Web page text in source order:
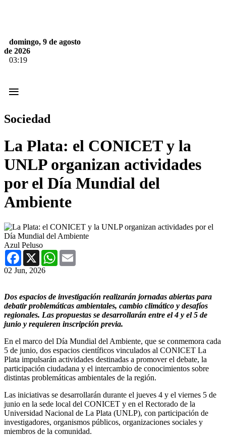
domingo, 9 de agosto
de 2026
03:19
≡
Sociedad
La Plata: el CONICET y la
UNLP organizan actividades
por el Día Mundial del
Ambiente
Azul Peluso
Facebook
X WhatsApp
02 Jun, 2026
Dos espacios de investigación realizarán jornadas abiertas para
debatir problemáticas ambientales, cambio climático y desafíos
regionales. Las propuestas se desarrollarán entre el 4 y el 5 de
junio y requieren inscripción previa.
En el marco del Día Mundial del Ambiente, que se conmemora cada
5 de junio, dos espacios científicos vinculados al CONICET La
Plata impulsarán actividades destinadas a promover el debate, la
participación ciudadana y el intercambio de conocimientos sobre
distintas problemáticas ambientales de la región.
Las iniciativas se desarrollarán durante el jueves 4 y el viernes 5 de
junio en la sede local del CONICET y en el Rectorado de la
Universidad Nacional de La Plata (UNLP), con participación de
investigadores, organismos públicos, organizaciones sociales y
miembros de la comunidad.